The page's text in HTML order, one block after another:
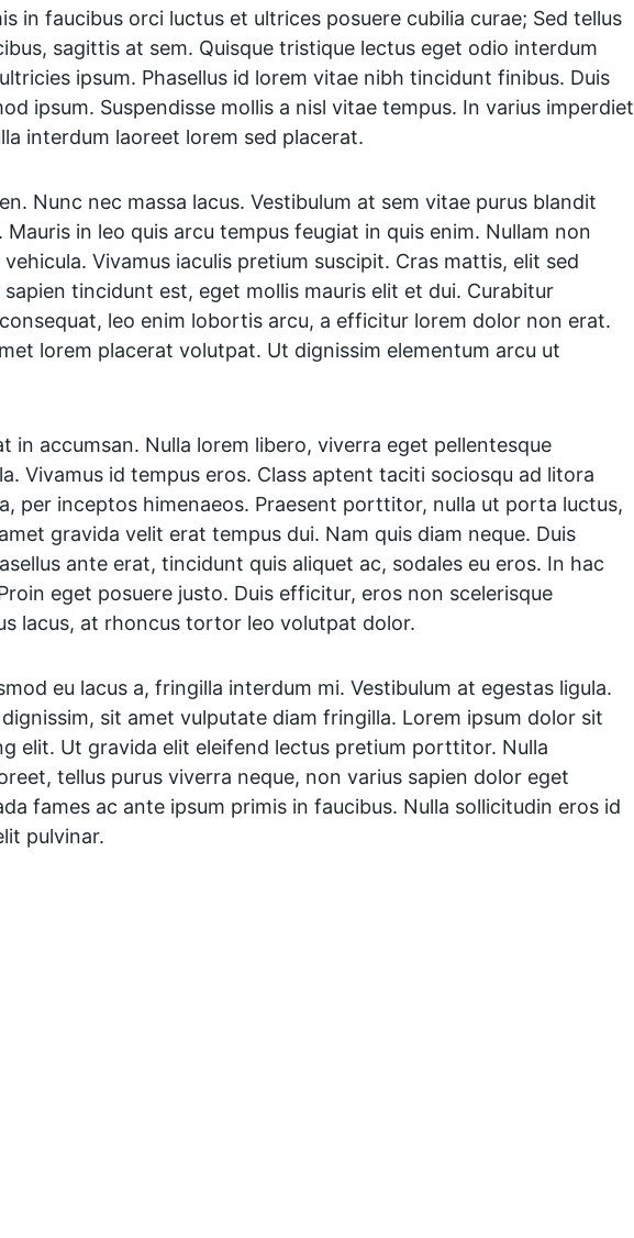
in faucibus orci luctus et ultrices posuere cubilia curae; Sed tellus
sagittis at sem. Quisque tristique lectus eget odio interdum
ipsum. Phasellus id lorem vitae nibh tincidunt finibus. Duis
ipsum. Suspendisse mollis a nisl vitae tempus. In varius imperdiet
interdum laoreet lorem sed placerat.
Nunc nec massa lacus. Vestibulum at sem vitae purus blandit
Mauris in leo quis arcu tempus feugiat in quis enim. Nullam non
Vivamus iaculis pretium suscipit. Cras mattis, elit sed
tincidunt est, eget mollis mauris elit et dui. Curabitur
leo enim lobortis arcu, a efficitur lorem dolor non erat.
lorem placerat volutpat. Ut dignissim elementum arcu ut
in accumsan. Nulla lorem libero, viverra eget pellentesque
Vivamus id tempus eros. Class aptent taciti sociosqu ad litora
per inceptos himenaeos. Praesent porttitor, nulla ut porta luctus,
gravida velit erat tempus dui. Nam quis diam neque. Duis
ante erat, tincidunt quis aliquet ac, sodales eu eros. In hac
eget posuere justo. Duis efficitur, eros non scelerisque
lacus, at rhoncus tortor leo volutpat dolor.
eu lacus a, fringilla interdum mi. Vestibulum at egestas ligula.
sit amet vulputate diam fringilla. Lorem ipsum dolor sit
elit. Ut gravida elit eleifend lectus pretium porttitor. Nulla
tellus purus viverra neque, non varius sapien dolor eget
fames ac ante ipsum primis in faucibus. Nulla sollicitudin eros id
pulvinar.